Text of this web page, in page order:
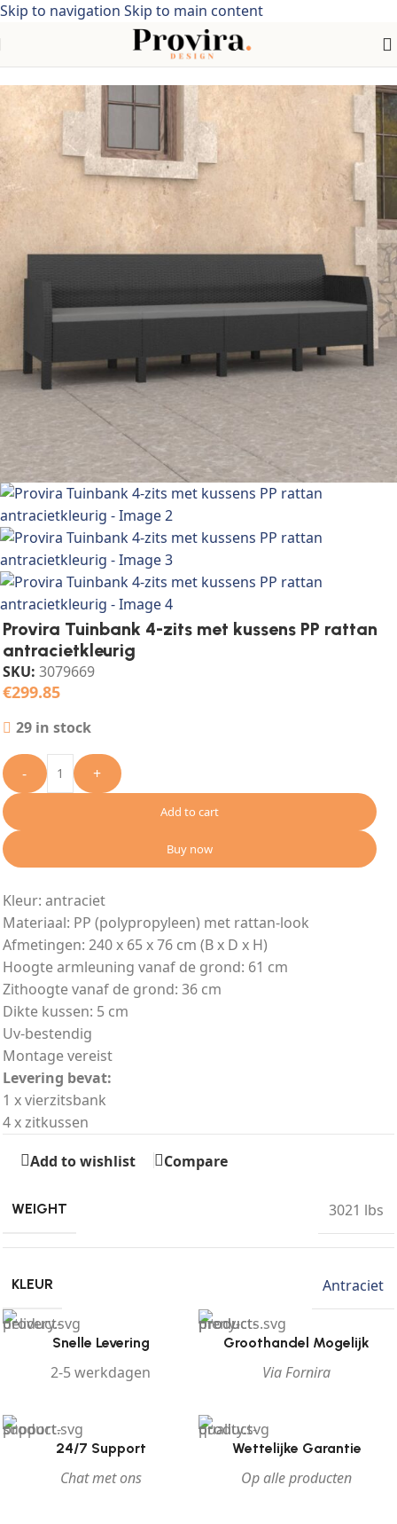
Skip to navigation Skip to main content
meubelen >tuinmeubelen > tuinsets > Polypropyleen
Provira Tuinbank 4-zits met kussens PP rattan
antracietkleurig
SKU: 3079669
€299.85
29 in stock
- +
Add to cart
Buy now
Kleur: antraciet
Materiaal: PP (polypropyleen) met rattan-look
Afmetingen: 240 x 65 x 76 cm (B x D x H)
Hoogte armleuning vanaf de grond: 61 cm
Zithoogte vanaf de grond: 36 cm
Dikte kussen: 5 cm
Uv-bestendig
Montage vereist
Levering bevat:
1 x vierzitsbank
4 x zitkussen
Add to wishlist
Compare
WEIGHT 3021 lbs
KLEUR Antraciet
Snelle Levering
2-5 werkdagen
Groothandel Mogelijk
Via Fornira
24/7 Support
Chat met ons
Wettelijke Garantie
Op alle producten